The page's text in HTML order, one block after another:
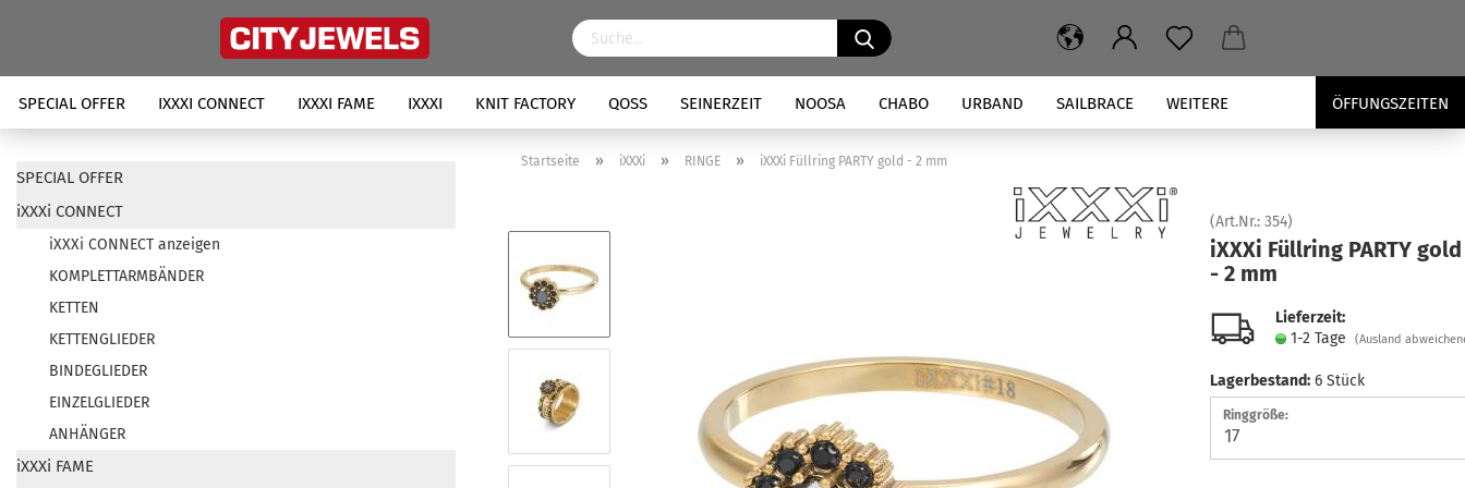
SPECIAL OFFER IXXXI CONNECT IXXXI FAME IXXXI KNIT FACTORY QOSS SEINERZEIT NOOSA CHABO URBAND SAILBRACE ÖFFUNGSZEITEN
WEITERE
Startseite » iXXXi » RINGE » iXXXi Füllring PARTY gold - 2 mm
(Art.Nr.: 354)
iXXXi Füll­ring PARTY gold
- 2 mm
Lieferzeit:
1-2 Tage
(Ausland
Lagerbestand: 6 Stück
Ringgröße:
SPECIAL OFFER
iXXXi CONNECT
iXXXi CONNECT anzeigen
KOMPLETTARMBÄNDER
KETTEN
KETTENGLIEDER
BINDEGLIEDER
EINZELGLIEDER
ANHÄNGER
iXXXi FAME